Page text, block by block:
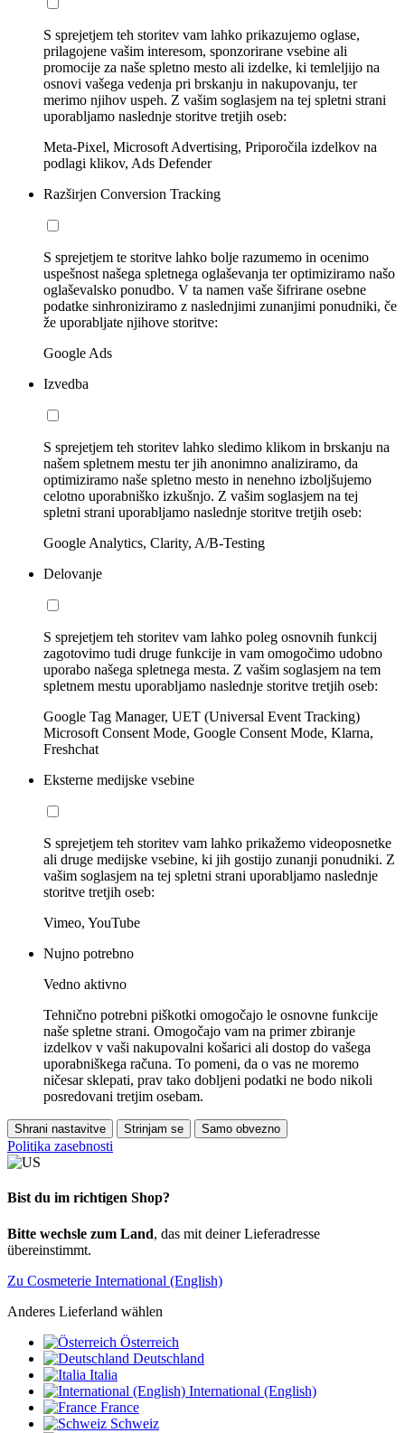
S sprejetjem teh storitev vam lahko prikazujemo oglase,
prilagojene vašim interesom, sponzorirane vsebine ali
promocije za naše spletno mesto ali izdelke, ki temleljijo na
osnovi vašega vedenja pri brskanju in nakupovanju, ter
merimo njihov uspeh. Z vašim soglasjem na tej spletni strani
uporabljamo naslednje storitve tretjih oseb:
Meta-Pixel, Microsoft Advertising, Priporočila izdelkov na
podlagi klikov, Ads Defender
Razširjen Conversion Tracking
S sprejetjem te storitve lahko bolje razumemo in ocenimo
uspešnost našega spletnega oglaševanja ter optimiziramo našo
oglaševalsko ponudbo. V ta namen vaše šifrirane osebne
podatke sinhroniziramo z naslednjimi zunanjimi ponudniki, če
že uporabljate njihove storitve:
Google Ads
Izvedba
S sprejetjem teh storitev lahko sledimo klikom in brskanju na
našem spletnem mestu ter jih anonimno analiziramo, da
optimiziramo naše spletno mesto in nenehno izboljšujemo
celotno uporabniško izkušnjo. Z vašim soglasjem na tej
spletni strani uporabljamo naslednje storitve tretjih oseb:
Google Analytics, Clarity, A/B-Testing
Delovanje
S sprejetjem teh storitev vam lahko poleg osnovnih funkcij
zagotovimo tudi druge funkcije in vam omogočimo udobno
uporabo našega spletnega mesta. Z vašim soglasjem na tem
spletnem mestu uporabljamo naslednje storitve tretjih oseb:
Google Tag Manager, UET (Universal Event Tracking)
Microsoft Consent Mode, Google Consent Mode, Klarna,
Freshchat
Eksterne medijske vsebine
S sprejetjem teh storitev vam lahko prikažemo videoposnetke
ali druge medijske vsebine, ki jih gostijo zunanji ponudniki. Z
vašim soglasjem na tej spletni strani uporabljamo naslednje
storitve tretjih oseb:
Vimeo, YouTube
Nujno potrebno
Vedno aktivno
Tehnično potrebni piškotki omogočajo le osnovne funkcije
naše spletne strani. Omogočajo vam na primer zbiranje
izdelkov v vaši nakupovalni košarici ali dostop do vašega
uporabniškega računa. To pomeni, da o vas ne moremo
ničesar sklepati, prav tako dobljeni podatki ne bodo nikoli
posredovani tretjim osebam.
Shrani nastavitve Strinjam se Samo obvezno
Politika zasebnosti
Bist du im richtigen Shop?
Bitte wechsle zum Land, das mit deiner Lieferadresse
übereinstimmt.
Zu Cosmeterie International (English)
Anderes Lieferland wählen
Österreich
Deutschland
Italia
International (English)
France
Schweiz